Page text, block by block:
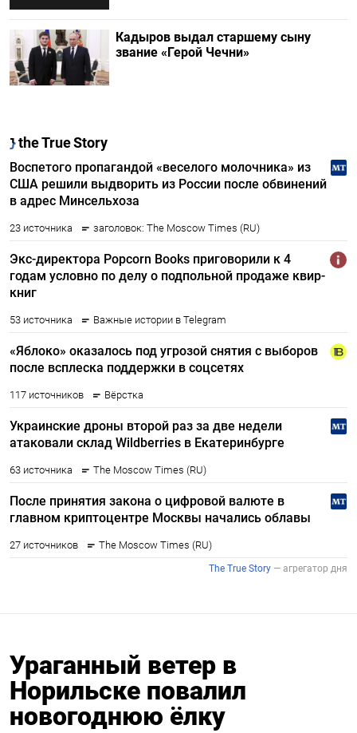
Кадыров выдал старшему сыну
звание «Герой Чечни»
Ураганный ветер в
Норильске повалил
новогоднюю ёлку